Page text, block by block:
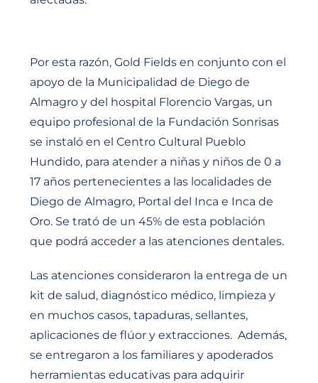
Por esta razón, Gold Fields en conjunto con el
apoyo de la Municipalidad de Diego de
Almagro y del hospital Florencio Vargas, un
equipo profesional de la Fundación Sonrisas
se instaló en el Centro Cultural Pueblo
Hundido, para atender a niñas y niños de 0 a
17 años pertenecientes a las localidades de
Diego de Almagro, Portal del Inca e Inca de
Oro. Se trató de un 45% de esta población
que podrá acceder a las atenciones dentales.
Las atenciones consideraron la entrega de un
kit de salud, diagnóstico médico, limpieza y
en muchos casos, tapaduras, sellantes,
aplicaciones de flúor y extracciones. Además,
se entregaron a los familiares y apoderados
herramientas educativas para adquirir